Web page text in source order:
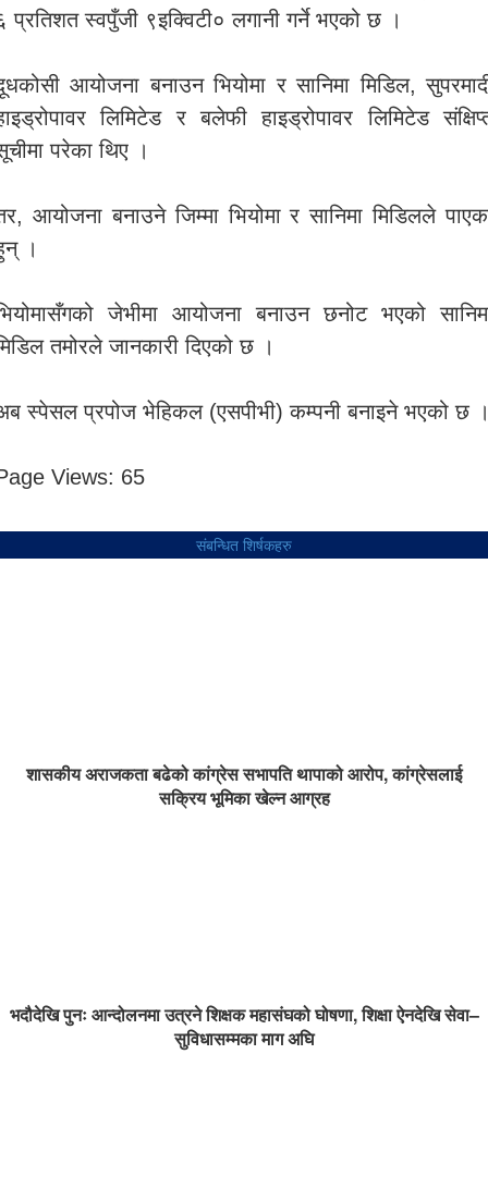
प्रतिशत स्वपुँजी ९इक्विटी० लगानी गर्ने भएको छ ।
आयोजना बनाउन भियोमा र सानिमा मिडिल,
लिमिटेड र बलेफी हाइड्रोपावर लिमिटेड
परेका थिए ।
आयोजना बनाउने जिम्मा भियोमा र सानिमा मिडिलले
।
जेभीमा आयोजना बनाउन छनोट भएको
तमोरले जानकारी दिएको छ ।
स्पेसल प्रपोज भेहिकल (एसपीभी) कम्पनी बनाइने भएको छ
Views: 65
संबन्धित शिर्षकहरु
शासकीय अराजकता बढेको कांग्रेस सभापति थापाको आरोप, कांग्रेसलाई
सक्रिय भूमिका खेल्न आग्रह
भदौदेखि पुनः आन्दोलनमा उत्रने शिक्षक महासंघको घोषणा, शिक्षा ऐनदेखि सेवा–
सुविधासम्मका माग अघि